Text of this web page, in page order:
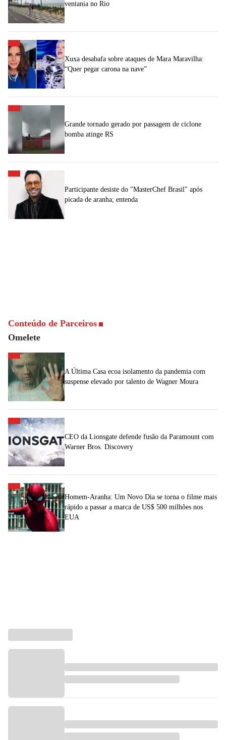
ventania no Rio
Xuxa desabafa sobre ataques de Mara Maravilha:
“Quer pegar carona na nave”
Grande tornado gerado por passagem de ciclone
bomba atinge RS
Participante desiste do "MasterChef Brasil" após
picada de aranha; entenda
Conteúdo de Parceiros
Omelete
A Última Casa ecoa isolamento da pandemia com
suspense elevado por talento de Wagner Moura
CEO da Lionsgate defende fusão da Paramount com
Warner Bros. Discovery
Homem-Aranha: Um Novo Dia se torna o filme mais
rápido a passar a marca de US$ 500 milhões nos
EUA